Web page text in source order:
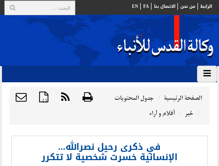
الرابط من نحن الاتصال بنا FA
EN
{ } الصفحة الرئيسية
جدول المحتويات
خبر
أقلام و آراء
في ذكرى رحيل نصرالله...
الإنسانية خسرت شخصية لا تتكرر